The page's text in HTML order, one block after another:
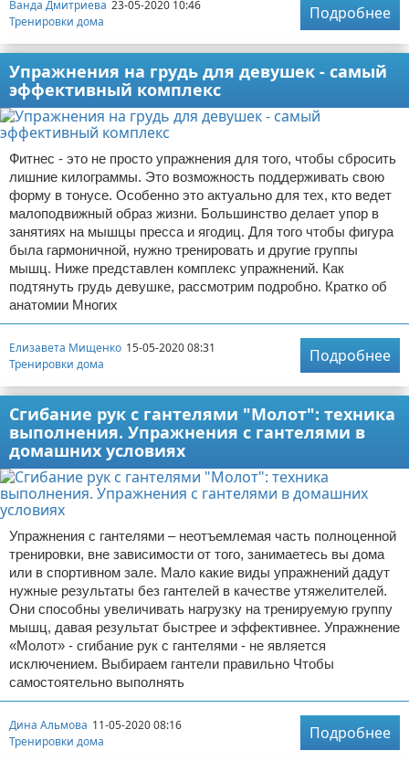
Ванда Дмитриева 23-05-2020 10:46
Тренировки дома
Подробнее
Упражнения на грудь для девушек - самый
эффективный комплекс
Фитнес - это не просто упражнения для того, чтобы сбросить
лишние килограммы. Это возможность поддерживать свою
форму в тонусе. Особенно это актуально для тех, кто ведет
малоподвижный образ жизни. Большинство делает упор в
занятиях на мышцы пресса и ягодиц. Для того чтобы фигура
была гармоничной, нужно тренировать и другие группы
мышц. Ниже представлен комплекс упражнений. Как
подтянуть грудь девушке, рассмотрим подробно. Кратко об
анатомии Многих
Елизавета Мищенко 15-05-2020 08:31
Тренировки дома
Подробнее
Сгибание рук с гантелями "Молот": техника
выполнения. Упражнения с гантелями в
домашних условиях
Упражнения с гантелями – неотъемлемая часть полноценной
тренировки, вне зависимости от того, занимаетесь вы дома
или в спортивном зале. Мало какие виды упражнений дадут
нужные результаты без гантелей в качестве утяжелителей.
Они способны увеличивать нагрузку на тренируемую группу
мышц, давая результат быстрее и эффективнее. Упражнение
«Молот» - сгибание рук с гантелями - не является
исключением. Выбираем гантели правильно Чтобы
самостоятельно выполнять
Дина Альмова 11-05-2020 08:16
Тренировки дома
Подробнее